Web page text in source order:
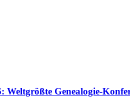
Weltgrößte Genealogie-